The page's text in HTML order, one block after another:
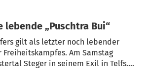
„Puschtra Bui“
gilt als letzter noch lebender
Am Samstag